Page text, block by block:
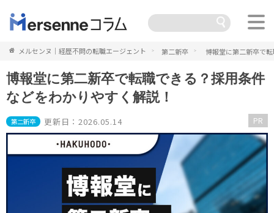
メルセンヌ｜経歴不問の転職エージェント 第二新卒 博報堂に第二新卒で
博報堂に第二新卒で転職できる？採用条件
などをわかりやすく解説！
第二新卒 更新日：2026.05.14 PR